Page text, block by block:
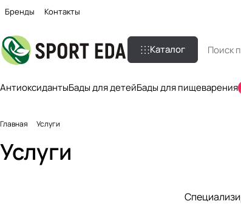
Бренды Контакты
Каталог
АнтиоксидантыБады для детейБады для пищеварения
Главная Услуги
Услуги